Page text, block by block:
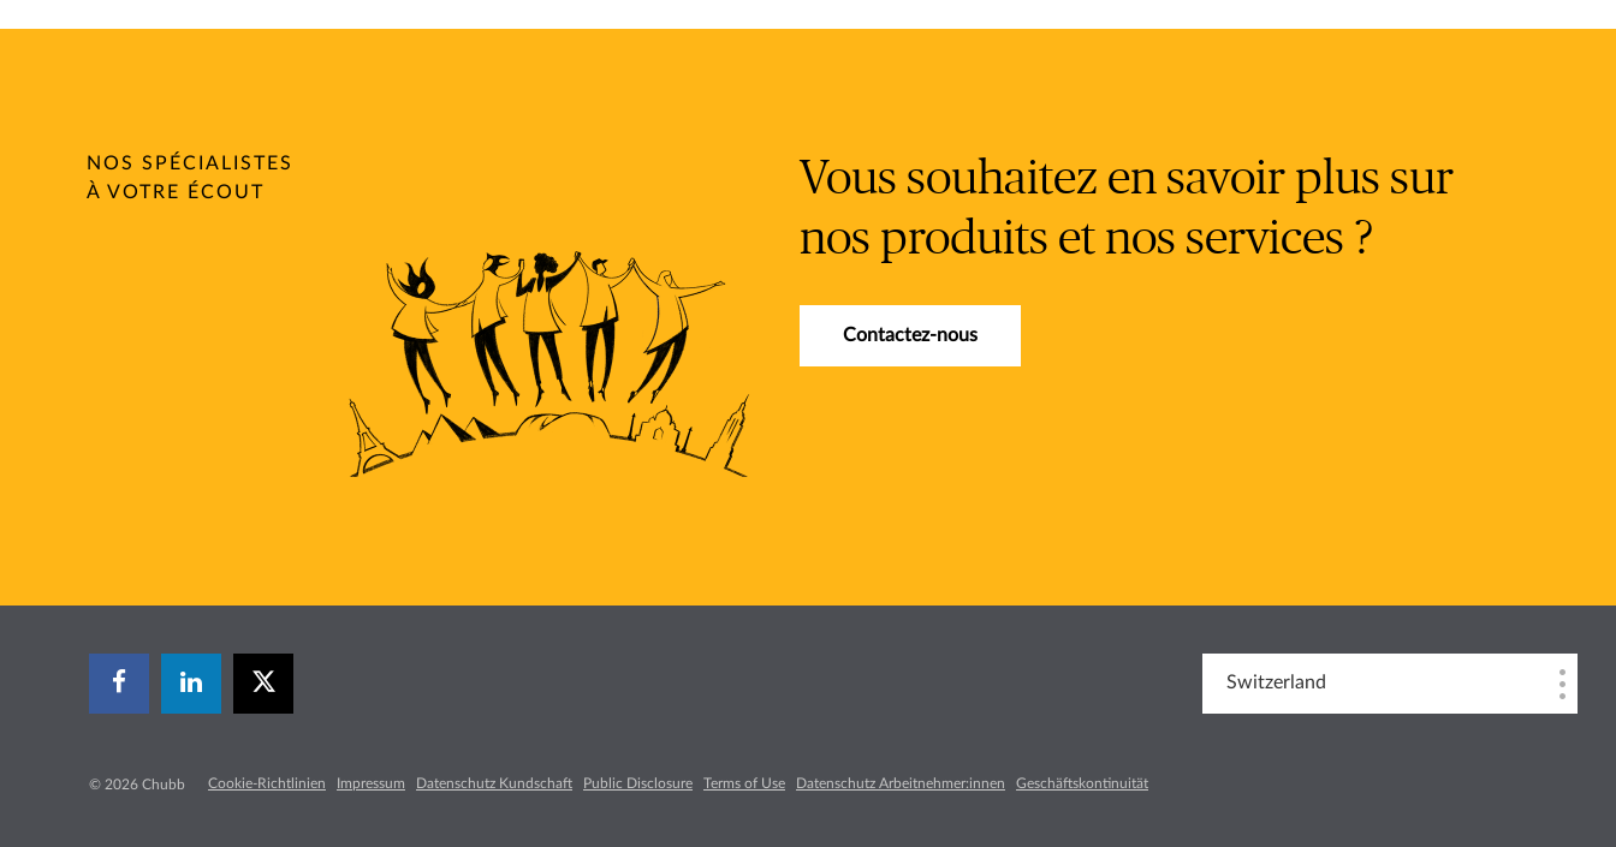
NOS SPÉCIALISTES
À VOTRE ÉCOUT
Vous souhaitez en savoir plus sur
nos produits et nos services ?
Contactez-nous
Switzerland
© 2026 Chubb Cookie-Richtlinien Impressum Datenschutz Kundschaft Public Disclosure Terms of Use Datenschutz Arbeitnehmer:innen Geschäftskontinuität